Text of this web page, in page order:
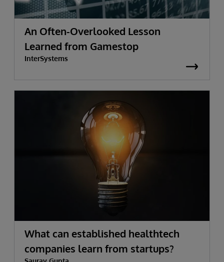
An Often-Overlooked Lesson
Learned from Gamestop
InterSystems
What can established healthtech
companies learn from startups?